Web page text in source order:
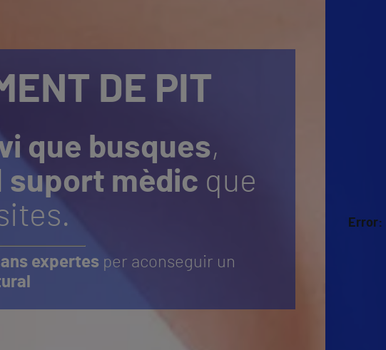
DE PIT
que busques,
suport mèdic que
expertes per aconseguir un
Error: